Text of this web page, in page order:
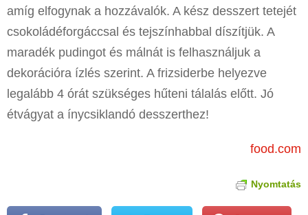
amíg elfogynak a hozzávalók. A kész desszert tetejét
csokoládéforgáccsal és tejszínhabbal díszítjük. A
maradék pudingot és málnát is felhasználjuk a
dekorációra ízlés szerint. A frizsiderbe helyezve
legalább 4 órát szükséges hűteni tálalás előtt. Jó
étvágyat a ínycsiklandó desszerthez!
food.com
Nyomtatás